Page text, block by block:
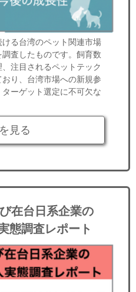
る台湾のペット関連市場
査したものです。飼育数
注目されるペットテック
り、台湾市場への新規参
ーゲット選定に不可欠な
見る
在台日系企業の
態調査レポート